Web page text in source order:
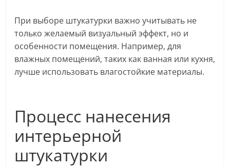
При выборе штукатурки важно учитывать не
только желаемый визуальный эффект, но и
особенности помещения. Например, для
влажных помещений, таких как ванная или кухня,
лучше использовать влагостойкие материалы.
Процесс нанесения
интерьерной
штукатурки